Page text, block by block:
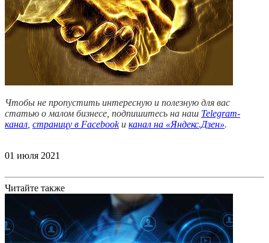
Чтобы не пропустить интересную и полезную для вас
статью о малом бизнесе, подпишитесь на наш Telegram-
канал страницу в Facebookи канал на «Яндекс.Дзен».
01 июля 2021
Читайте также